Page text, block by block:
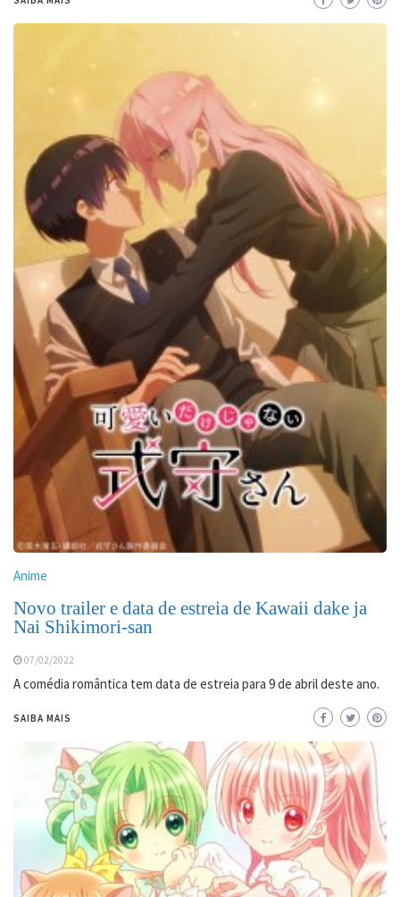
Anime
Novo trailer e data de estreia de Kawaii dake ja
Nai Shikimori-san
07/02/2022
A comédia romântica tem data de estreia para 9 de abril deste ano.
SAIBA MAIS